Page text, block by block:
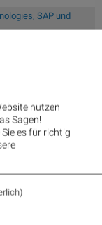
SAP und
Postalia, Tele
Zalando und
trifft: „Physical
ab
8 Prozent,
Adisa,
nutzen
Sagen!
es für richtig